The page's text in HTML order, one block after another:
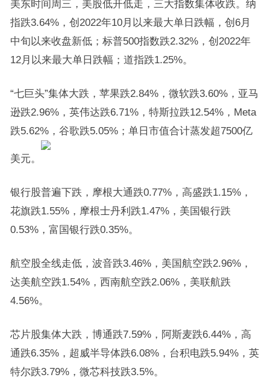
美东时间周三，美股低开低走，三大指数集体收跌。纳
指跌3.64%，创2022年10月以来最大单日跌幅，创6月
中旬以来收盘新低；标普500指数跌2.32%，创2022年
12月以来最大单日跌幅；道指跌1.25%。
“七巨头”集体大跌，苹果跌2.84%，微软跌3.60%，亚马
逊跌2.96%，英伟达跌6.71%，特斯拉跌12.54%，Meta
跌5.62%，谷歌跌5.05%；单日市值合计蒸发超7500亿
美元。
银行股普遍下跌，摩根大通跌0.77%，高盛跌1.15%，
花旗跌1.55%，摩根士丹利跌1.47%，美国银行跌
0.53%，富国银行跌0.35%。
航空股全线走低，波音跌3.46%，美国航空跌2.96%，
达美航空跌1.54%，西南航空跌2.06%，美联航跌
4.56%。
芯片股集体大跌，博通跌7.59%，阿斯麦跌6.44%，高
通跌6.35%，超威半导体跌6.08%，台积电跌5.94%，英
特尔跌3.79%，微芯科技跌3.5%。